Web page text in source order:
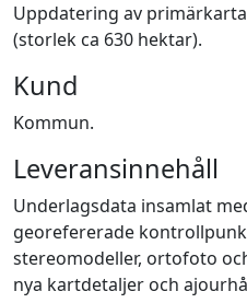
Uppdatering av
(storlek ca 630 hektar).
Kund
Kommun.
Leveransinnehåll
Underlagsdata insamlat
georefererade
stereomodeller, ortofoto
nya kartdetaljer och